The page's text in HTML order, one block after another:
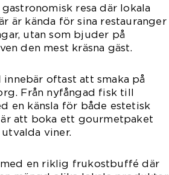
resa där lokala
är kända för sina restauranger
utan som bjuder på
den mest kräsna gäst.
oftast att smaka på
Från nyfångad fisk till
en känsla för både estetisk
att boka ett gourmetpaket
viner.
en riklig frukostbuffé där